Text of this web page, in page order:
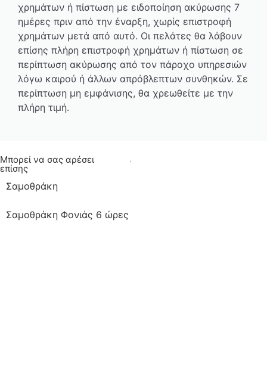
χρημάτων ή πίστωση με ειδοποίηση ακύρωσης 7
ημέρες πριν από την έναρξη, χωρίς επιστροφή
χρημάτων μετά από αυτό. Οι πελάτες θα λάβουν
επίσης πλήρη επιστροφή χρημάτων ή πίστωση σε
περίπτωση ακύρωσης από τον πάροχο υπηρεσιών
λόγω καιρού ή άλλων απρόβλεπτων συνθηκών. Σε
περίπτωση μη εμφάνισης, θα χρεωθείτε με την
πλήρη τιμή.
Μπορεί να σας αρέσει
επίσης
Σαμοθράκη
Σαμοθράκη Φονιάς 6 ώρες